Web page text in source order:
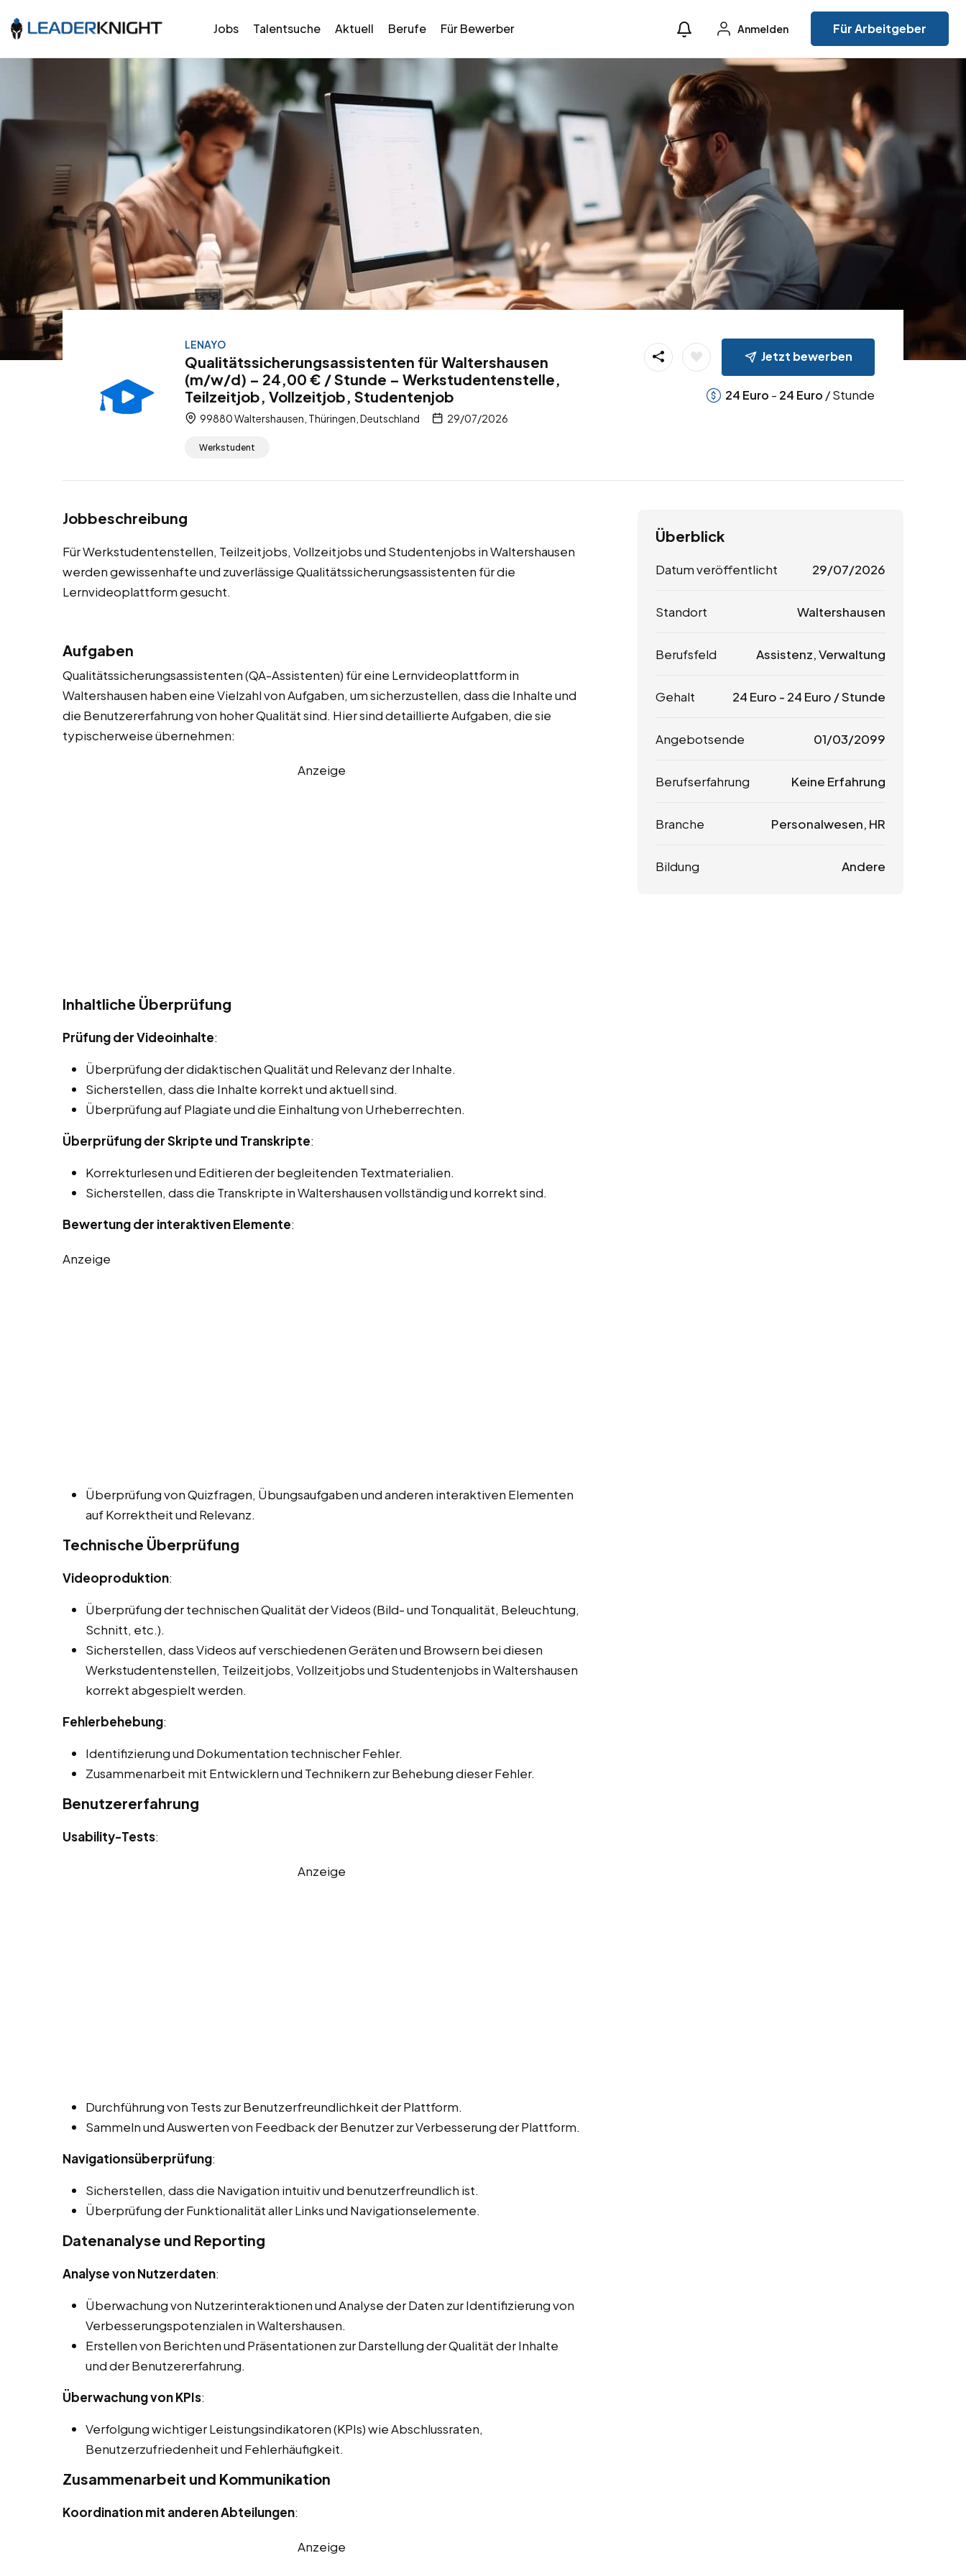
Jobs Talentsuche Aktuell Berufe Für Bewerber Anmelden Für Arbeitgeber
LENAYO
Qualitätssicherungsassistenten für Waltershausen
(m/w/d) – 24,00 € / Stunde – Werkstudentenstelle,
Teilzeitjob, Vollzeitjob, Studentenjob
99880 Waltershausen, Thüringen, Deutschland 29/07/2026
Werkstudent
Jetzt bewerben
24 Euro - 24 Euro / Stunde
Jobbeschreibung
Für Werkstudentenstellen, Teilzeitjobs, Vollzeitjobs und Studentenjobs in Waltershausen
werden gewissenhafte und zuverlässige Qualitätssicherungsassistenten für die
Lernvideoplattform gesucht.
Aufgaben
Qualitätssicherungsassistenten (QA-Assistenten) für eine Lernvideoplattform in
Waltershausen haben eine Vielzahl von Aufgaben, um sicherzustellen, dass die Inhalte und
die Benutzererfahrung von hoher Qualität sind. Hier sind detaillierte Aufgaben, die sie
typischerweise übernehmen:
Anzeige
Inhaltliche Überprüfung
Prüfung der Videoinhalte:
Überprüfung der didaktischen Qualität und Relevanz der Inhalte.
Sicherstellen, dass die Inhalte korrekt und aktuell sind.
Überprüfung auf Plagiate und die Einhaltung von Urheberrechten.
Überprüfung der Skripte und Transkripte:
Korrekturlesen und Editieren der begleitenden Textmaterialien.
Sicherstellen, dass die Transkripte in Waltershausen vollständig und korrekt sind.
Bewertung der interaktiven Elemente:
Anzeige
Überprüfung von Quizfragen, Übungsaufgaben und anderen interaktiven Elementen
auf Korrektheit und Relevanz.
Technische Überprüfung
Videoproduktion:
Überprüfung der technischen Qualität der Videos (Bild- und Tonqualität, Beleuchtung,
Schnitt, etc.).
Sicherstellen, dass Videos auf verschiedenen Geräten und Browsern bei diesen
Werkstudentenstellen, Teilzeitjobs, Vollzeitjobs und Studentenjobs in Waltershausen
korrekt abgespielt werden.
Fehlerbehebung:
Identifizierung und Dokumentation technischer Fehler.
Zusammenarbeit mit Entwicklern und Technikern zur Behebung dieser Fehler.
Benutzererfahrung
Usability-Tests:
Anzeige
Durchführung von Tests zur Benutzerfreundlichkeit der Plattform.
Sammeln und Auswerten von Feedback der Benutzer zur Verbesserung der Plattform.
Navigationsüberprüfung:
Sicherstellen, dass die Navigation intuitiv und benutzerfreundlich ist.
Überprüfung der Funktionalität aller Links und Navigationselemente.
Datenanalyse und Reporting
Analyse von Nutzerdaten:
Überwachung von Nutzerinteraktionen und Analyse der Daten zur Identifizierung von
Verbesserungspotenzialen in Waltershausen.
Erstellen von Berichten und Präsentationen zur Darstellung der Qualität der Inhalte
und der Benutzererfahrung.
Überwachung von KPIs:
Verfolgung wichtiger Leistungsindikatoren (KPIs) wie Abschlussraten,
Benutzerzufriedenheit und Fehlerhäufigkeit.
Zusammenarbeit und Kommunikation
Koordination mit anderen Abteilungen:
Anzeige
Überblick
Datum veröffentlicht 29/07/2026
Standort Waltershausen
Berufsfeld Assistenz, Verwaltung
Gehalt 24 Euro - 24 Euro / Stunde
Angebotsende 01/03/2099
Berufserfahrung Keine Erfahrung
Branche Personalwesen, HR
Bildung Andere